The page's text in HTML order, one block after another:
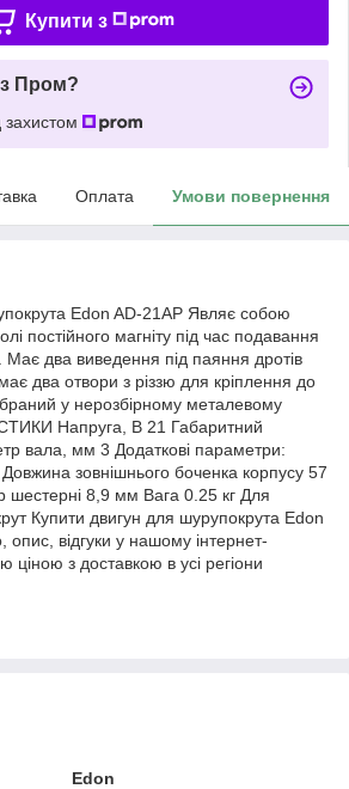
Купити з
Пром?
Оплата Умови повернення
Edon AD-21AP Являє собою
постійного магніту під час подавання
Має два виведення під паяння дротів
два отвори з різзю для кріплення до
у нерозбірному металевому
Напруга, В 21 Габаритний
вала, мм 3 Додаткові параметри:
зовнішнього боченка корпусу 57
шестерні 8,9 мм Вага 0.25 кг Для
Купити двигун для шурупокрута Edon
відгуки у нашому інтернет-
ціною з доставкою в усі регіони
Edon